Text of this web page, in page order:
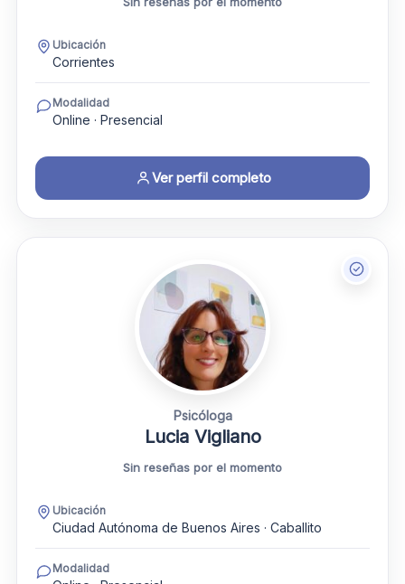
Ubicación
Corrientes
Modalidad
Online · Presencial
Ver perfil completo
Psicóloga
Lucia Vigliano
Sin reseñas por el momento
Ubicación
Ciudad Autónoma de Buenos Aires · Caballito
Modalidad